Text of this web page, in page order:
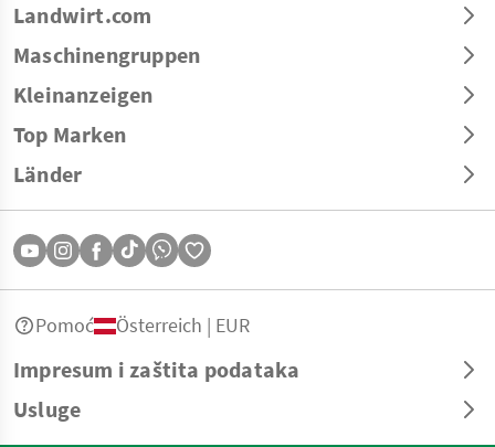
Landwirt.com
Maschinengruppen
Kleinanzeigen
Top Marken
Länder
Impresum i zaštita podataka
Usluge
Pomoć Österreich | EUR